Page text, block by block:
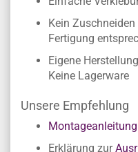
Kein
Fertigung
Eigene
Keine Lagerware
Unsere Empfehlung
Montageanleitung
Erklärung zur